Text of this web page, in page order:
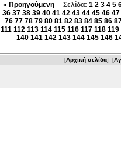
« ΠροηγούμενηΣελίδα: 1 2 3 4 5
36 37 38 39 40 41 42 43 44 45 46 47
76 77 78 79 80 81 82 83 84 85 86
111 112 113 114 115 116 117 118 119
140 141 142 143 144 145 146
[Αρχική σελίδα] [